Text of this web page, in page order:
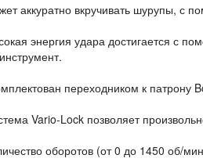
аккуратно вкручивать шурупы, с
энергия удара достигается с
переходником к патрону
Vario-Lock позволяет
оборотов (от 0 до 1450 об/